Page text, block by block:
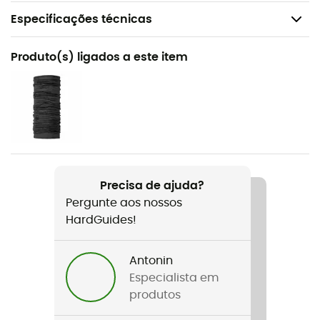
Especificações técnicas
Recomendado para
Caminhada / O dia a dia
Género
Mulher
Peso
Nome do produto
W's Better Sweater Vest
Características
Hip lenght - Inside pockets
Produto(s) ligados a este item
Precisa de ajuda?
Pergunte aos nossos
HardGuides!
Antonin
Especialista em
produtos